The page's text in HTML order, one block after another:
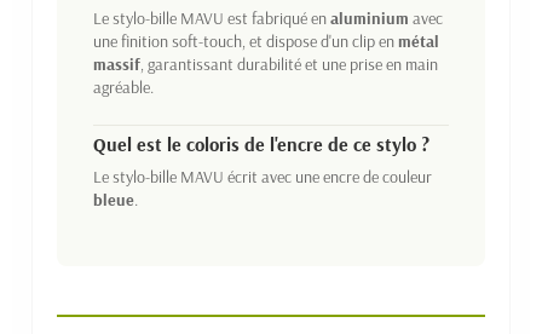
Le stylo-bille MAVU est fabriqué enaluminium avec
une finition soft-touch, et dispose d'un clip enmétal
massif, garantissant durabilité et une prise en main
agréable.
Quel est le coloris de l'encre de ce stylo ?
Le stylo-bille MAVU écrit avec une encre de couleur
bleue.